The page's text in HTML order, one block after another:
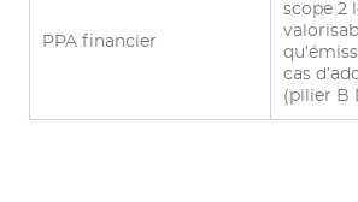
PPA financier
scope 2
cas
(pilier B